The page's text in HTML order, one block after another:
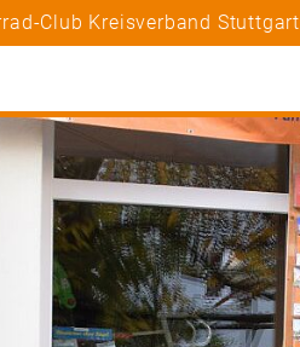
Club Kreisverband Stuttgart